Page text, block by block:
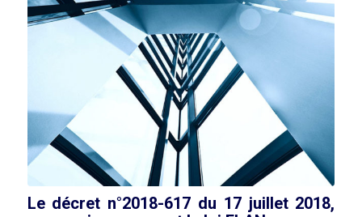
Le décret n°2018-617 du 17 juillet 2018,